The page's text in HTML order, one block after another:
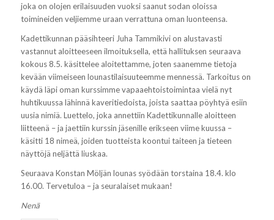
joka on olojen erilaisuuden vuoksi saanut sodan oloissa
toimineiden veljiemme uraan verrattuna oman luonteensa.
Kadettikunnan pääsihteeri Juha Tammikivi on alustavasti
vastannut aloitteeseen ilmoituksella, että hallituksen seuraava
kokous 8.5. käsittelee aloitettamme, joten saanemme tietoja
kevään viimeiseen lounastilaisuuteemme mennessä. Tarkoitus on
käydä läpi oman kurssimme vapaaehtoistoimintaa vielä nyt
huhtikuussa lähinnä kaveritiedoista, joista saattaa pöyhtyä esiin
uusia nimiä. Luettelo, joka annettiin Kadettikunnalle aloitteen
liitteenä – ja jaettiin kurssin jäsenille erikseen viime kuussa –
käsitti 18 nimeä, joiden tuotteista koontui taiteen ja tieteen
näyttöjä neljättä liuskaa.
Seuraava Konstan Möljän lounas syödään torstaina 18.4. klo
16.00. Tervetuloa – ja seuralaiset mukaan!
Nenä